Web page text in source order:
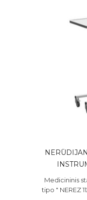
Medicininis
tipo " NEREZ